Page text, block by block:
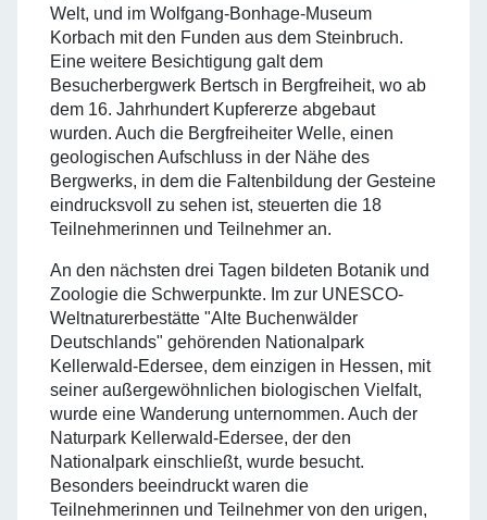
Welt, und im Wolfgang-Bonhage-Museum
Korbach mit den Funden aus dem Steinbruch.
Eine weitere Besichtigung galt dem
Besucherbergwerk Bertsch in Bergfreiheit, wo ab
dem 16. Jahrhundert Kupfererze abgebaut
wurden. Auch die Bergfreiheiter Welle, einen
geologischen Aufschluss in der Nähe des
Bergwerks, in dem die Faltenbildung der Gesteine
eindrucksvoll zu sehen ist, steuerten die 18
Teilnehmerinnen und Teilnehmer an.
An den nächsten drei Tagen bildeten Botanik und
Zoologie die Schwerpunkte. Im zur UNESCO-
Weltnaturerbestätte "Alte Buchenwälder
Deutschlands" gehörenden Nationalpark
Kellerwald-Edersee, dem einzigen in Hessen, mit
seiner außergewöhnlichen biologischen Vielfalt,
wurde eine Wanderung unternommen. Auch der
Naturpark Kellerwald-Edersee, der den
Nationalpark einschließt, wurde besucht.
Besonders beeindruckt waren die
Teilnehmerinnen und Teilnehmer von den urigen,